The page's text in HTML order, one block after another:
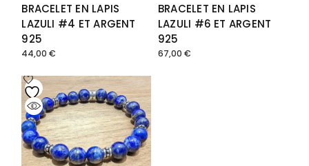
BRACELET EN LAPIS
LAZULI #4 ET ARGENT
925
44,00€
BRACELET EN LAPIS
LAZULI #6 ET ARGENT
925
67,00 €